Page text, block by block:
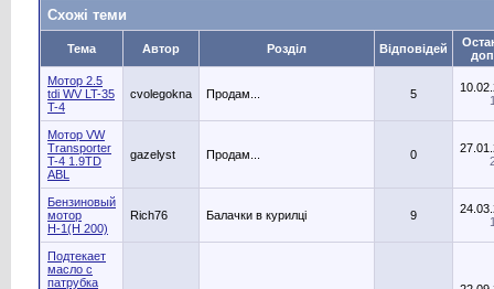
Схожі теми
Тема Автор Розділ Відповідей
Мотор 2.5
tdi WV LT-35
T-4
cvolegokna Продам... 5
Мотор VW
Transporter
T-4 1.9TD
ABL
gazelyst Продам... 0
Бензиновый
мотор
Н-1(Н 200)
Rich76 Балачки в курилці 9
Подтекает
масло с
патрубка